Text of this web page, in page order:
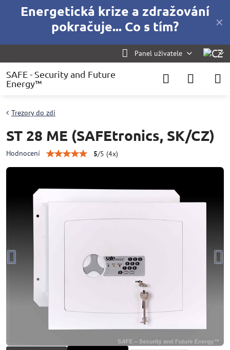
✕
Energetická krize a zdražování
pokračuje... Co s tím?
Panel uživatele
SAFE - Security and Future
Energy™
Trezory do zdi
ST 28 ME (SAFEtronics, SK/CZ)
Hodnocení 5/5 (4x)